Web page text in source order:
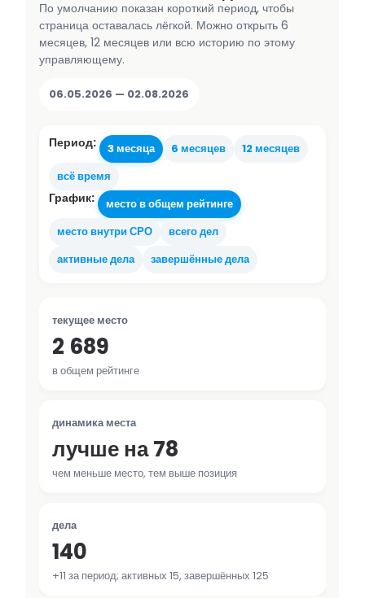
По умолчанию показан короткий период, чтобы
страница оставалась лёгкой. Можно открыть 6
месяцев, 12 месяцев или всю историю по этому
управляющему.
06.05.2026 — 02.08.2026
Период: 3 месяца 6 месяцев
12 месяцев
всё время
График:
место в общем рейтинге
место внутри СРО
всего дел
активные дела
завершённые дела
текущее место
2 689
в общем рейтинге
динамика места
лучше на 78
чем меньше место, тем выше позиция
дела
140
+11 за период; активных 15, завершённых 125